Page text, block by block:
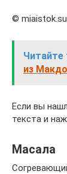
© miaistok.su
Читайте
из
Если вы
текста и
Масала